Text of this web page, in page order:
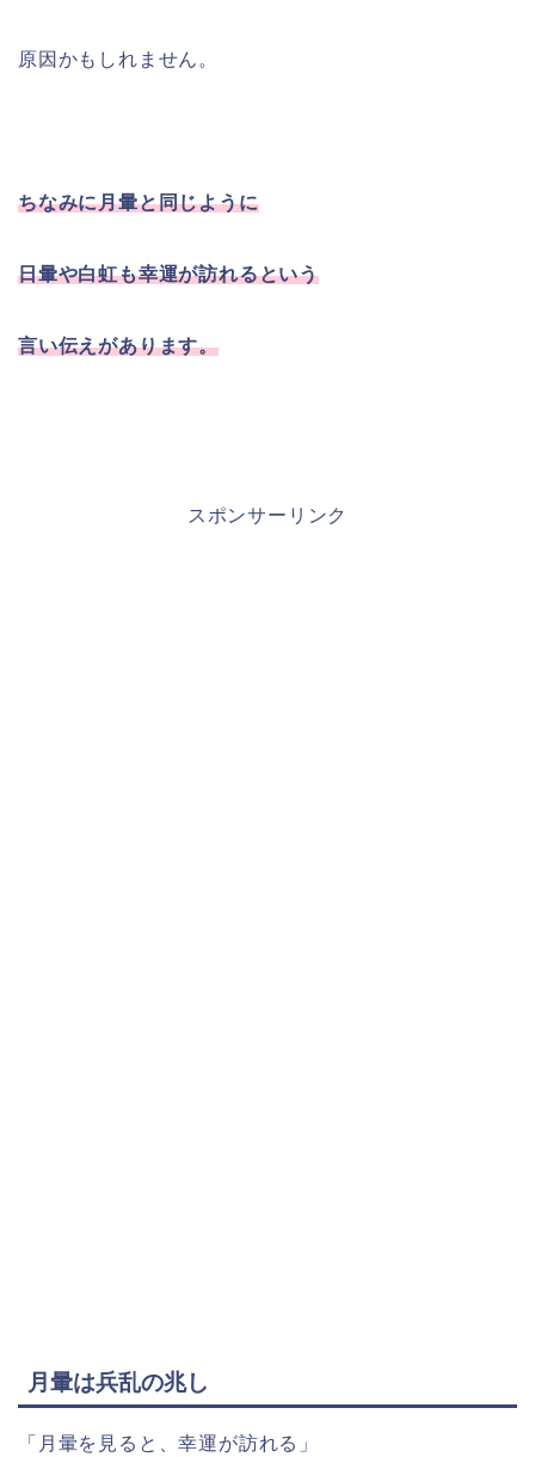
原因かもしれません。
ちなみに月暈と同じように
日暈や白虹も幸運が訪れるという
言い伝えがあります。
スポンサーリンク
月暈は兵乱の兆し
「月暈を見ると、幸運が訪れる」